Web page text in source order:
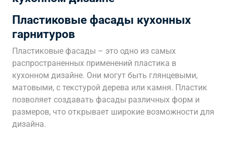
Пластиковые фасады кухонных
гарнитуров
Пластиковые фасады – это одно из самых
распространенных применений пластика в
кухонном дизайне. Они могут быть глянцевыми,
матовыми, с текстурой дерева или камня. Пластик
позволяет создавать фасады различных форм и
размеров, что открывает широкие возможности для
дизайна.